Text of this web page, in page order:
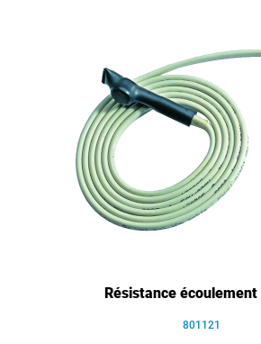
Résistance écoulement
801121